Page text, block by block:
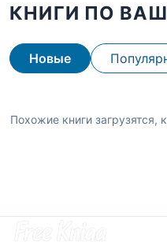
КНИГИ ПО
Новые
Похожие книги загрузятся,